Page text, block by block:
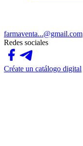
farmaventa...@gmail.com
Redes sociales
Créate un catálogo digital